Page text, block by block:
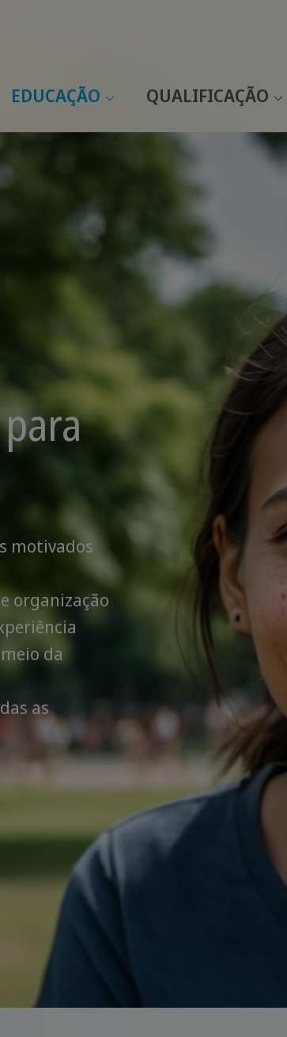
EDUCAÇÃO QUALIFICAÇÃO
motivados
organização
da
as